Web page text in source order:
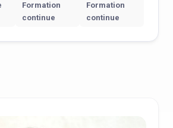
Formation
continue
Formation
continue